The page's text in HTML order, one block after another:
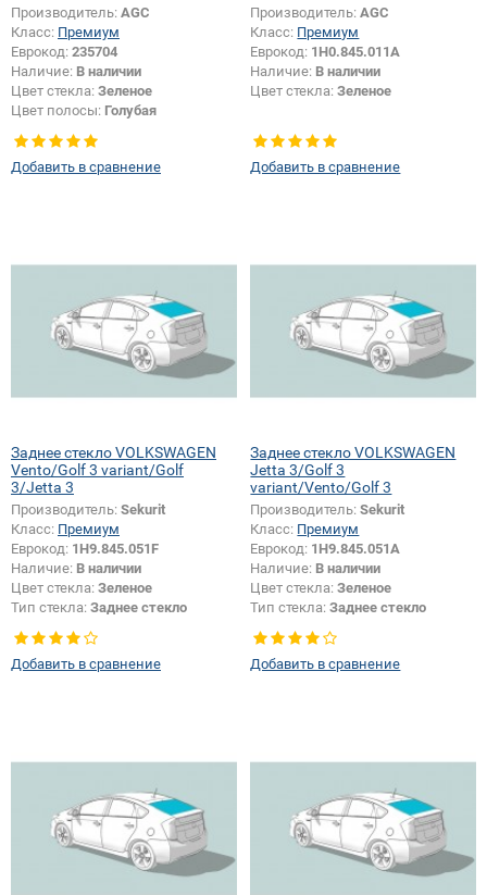
Производитель: AGC
Класс: Премиум
Еврокод: 235704
Наличие: В наличии
Цвет стекла: Зеленое
Цвет полосы: Голубая
Добавить в сравнение
Производитель:AGC
Класс: Премиум
Еврокод: 1H0.845.011A
Наличие: В наличии
Цвет стекла:Зеленое
Добавить в сравнение
Заднее стекло VOLKSWAGEN
Vento/Golf 3 variant/Golf
3/Jetta 3
Производитель: Sekurit
Класс: Премиум
Еврокод: 1H9.845.051F
Наличие: В наличии
Цвет стекла: Зеленое
Тип стекла: Заднее стекло
Добавить в сравнение
Заднее стекло VOLKSWAGEN
Jetta 3/Golf 3
variant/Vento/Golf 3
Производитель:Sekurit
Класс: Премиум
Еврокод: 1H9.845.051A
Наличие: В наличии
Цвет стекла:Зеленое
Тип стекла:Заднее стекло
Добавить в сравнение